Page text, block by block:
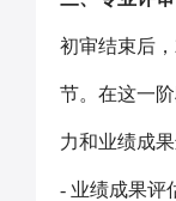
初审结束后
节。在这一
力和业绩成
- 业绩成果评